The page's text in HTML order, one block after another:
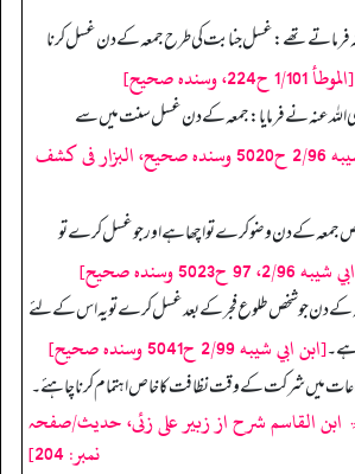
فرماتے تھے: غسل جنابت کی طرح جمعہ کے دن غسل کرنا
[الموطأ 1/101 ح224، وسنده صحيح]
اللہ عنہ نے فرمایا: جمعہ کے دن غسل سنت میں سے
[مصنف ابن ابي شيبه 2/96 ح5020 وسنده صحيح، البزار فى كشف
جمعہ کے دن وضو کرے تو اچھا ہے اور جو غسل کرے تو
وسنده صحيح]
کے دن جو شخص طلوع فجر کے بعد غسل کرے تو یہ اس کے لئے
[ابن ابي شيبه 2/99 ح5041 وسنده صحيح]
میں شرکت کے وقت نظافت کا خاص اہتمام کرنا چاہئے۔
ابن القاسم شرح از زبیر علی زئی، حدیث/صفحہ
نمبر: 204]